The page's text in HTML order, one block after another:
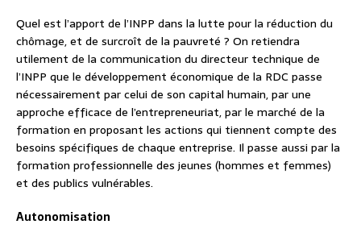
Quel est l’apport de l’INPP dans la lutte pour la réduction du
chômage, et de surcroît de la pauvreté ? On retiendra
utilement de la communication du directeur technique de
l’INPP que le développement économique de la RDC passe
nécessairement par celui de son capital humain, par une
approche efficace de l’entrepreneuriat, par le marché de la
formation en proposant les actions qui tiennent compte des
besoins spécifiques de chaque entreprise. Il passe aussi par la
formation professionnelle des jeunes (hommes et femmes)
et des publics vulnérables.
Autonomisation